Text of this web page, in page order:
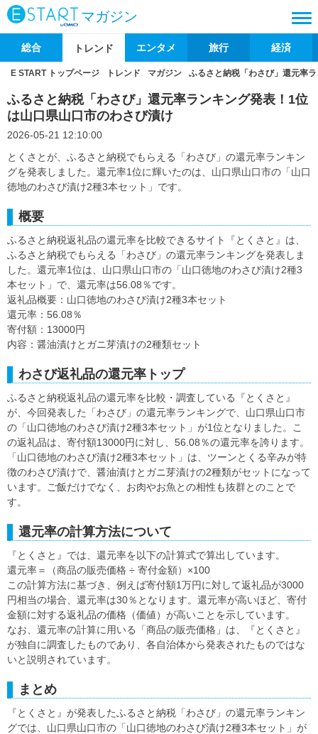
マガジン
総合 トレンド エンタメ 旅行 経済
E START トップページ トレンド マガジン ふるさと納税「わさび」還元率
ふるさと納税「わさび」還元率ランキング発表！1位
は山口県山口市のわさび漬け
2026-05-21 12:10:00
とくさとが、ふるさと納税でもらえる「わさび」の還元率ランキン
グを発表しました。還元率1位に輝いたのは、山口県山口市の「山口
徳地のわさび漬け2種3本セット」です。
概要
ふるさと納税返礼品の還元率を比較できるサイト『とくさと』は、
ふるさと納税でもらえる「わさび」の還元率ランキングを発表しま
した。還元率1位は、山口県山口市の「山口徳地のわさび漬け2種3
本セット」で、還元率は56.08％です。
返礼品概要：山口徳地のわさび漬け2種3本セット
還元率：56.08％
寄付額：13000円
内容：醤油漬けとガニ芽漬けの2種類セット
わさび返礼品の還元率トップ
ふるさと納税返礼品の還元率を比較・調査している『とくさと』
が、今回発表した「わさび」の還元率ランキングで、山口県山口市
の「山口徳地のわさび漬け2種3本セット」が1位となりました。こ
の返礼品は、寄付額13000円に対し、56.08％の還元率を誇ります。
「山口徳地のわさび漬け2種3本セット」は、ツーンとくる辛みが特
徴のわさび漬けで、醤油漬けとガニ芽漬けの2種類がセットになって
います。ご飯だけでなく、お肉やお魚との相性も抜群とのことで
す。
還元率の計算方法について
『とくさと』では、還元率を以下の計算式で算出しています。
還元率＝（商品の販売価格 ÷ 寄付金額）×100
この計算方法に基づき、例えば寄付額1万円に対して返礼品が3000
円相当の場合、還元率は30％となります。還元率が高いほど、寄付
金額に対する返礼品の価格（価値）が高いことを示しています。
なお、還元率の計算に用いる「商品の販売価格」は、『とくさと』
が独自に調査したものであり、各自治体から発表されたものではな
いと説明されています。
まとめ
『とくさと』が発表したふるさと納税「わさび」の還元率ランキン
グでは、山口県山口市の「山口徳地のわさび漬け2種3本セット」が